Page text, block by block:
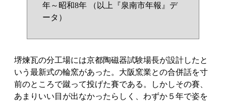
年～昭和8年 （以上『泉南市年報』デ
ータ）
堺煉瓦の分工場には京都陶磁器試験場長が設計したと
いう最新式の輪窯があった。大阪窯業との合併話を寸
前のところで蹴って投げた賽である。しかしその賽、
あまりいい目が出なかったらしく、わずか５年で姿を